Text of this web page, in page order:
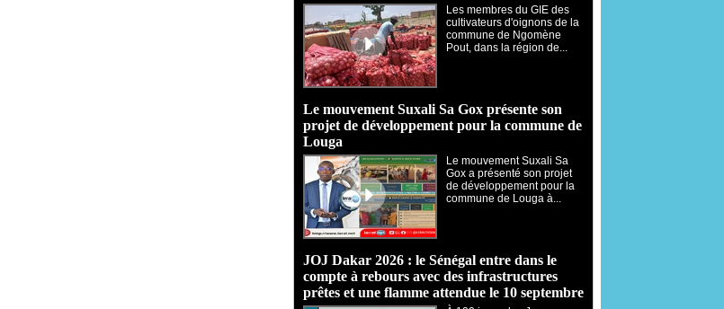
Les membres du GIE des
cultivateurs d'oignons de la
commune de Ngomène
Pout, dans la région de...
Le mouvement Suxali Sa Gox présente son
projet de développement pour la commune de
Louga
Le mouvement Suxali Sa
Gox a présenté son projet
de développement pour la
commune de Louga à...
JOJ Dakar 2026 : le Sénégal entre dans le
compte à rebours avec des infrastructures
prêtes et une flamme attendue le 10 septembre